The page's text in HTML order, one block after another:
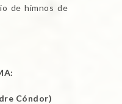
de himnos de
Cóndor)